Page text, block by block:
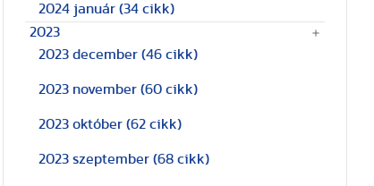
2024 január (34 cikk)
2023
2023 december (46 cikk)
2023 november (60 cikk)
2023 október (62 cikk)
2023 szeptember (68 cikk)